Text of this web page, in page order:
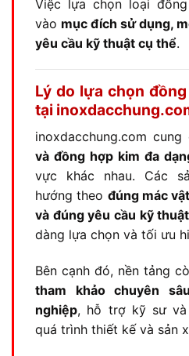
Việc lựa chọn loại
vào mục đích sử dụng,
yêu cầu kỹ thuật cụ thể.
Lý do lựa chọn
tại
inoxdacchung.com
và đồng hợp kim đa
vực khác nhau. Các
hướng theo đúng mác
và đúng yêu cầu kỹ thuật
dàng lựa chọn và tối ưu
Bên cạnh đó, nền tảng
tham khảo chuyên
nghiệp, hỗ trợ kỹ sư và
quá trình thiết kế và sản